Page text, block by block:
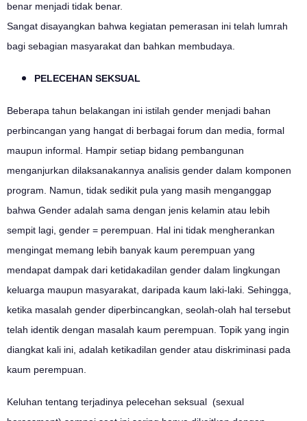
benar menjadi tidak benar.
Sangat disayangkan bahwa kegiatan pemerasan ini telah lumrah
bagi sebagian masyarakat dan bahkan membudaya.
PELECEHAN SEKSUAL
Beberapa tahun belakangan ini istilah gender menjadi bahan
perbincangan yang hangat di berbagai forum dan media, formal
maupun informal. Hampir setiap bidang pembangunan
menganjurkan dilaksanakannya analisis gender dalam komponen
program. Namun, tidak sedikit pula yang masih menganggap
bahwa Gender adalah sama dengan jenis kelamin atau lebih
sempit lagi, gender = perempuan. Hal ini tidak mengherankan
mengingat memang lebih banyak kaum perempuan yang
mendapat dampak dari ketidakadilan gender dalam lingkungan
keluarga maupun masyarakat, daripada kaum laki-laki. Sehingga,
ketika masalah gender diperbincangkan, seolah-olah hal tersebut
telah identik dengan masalah kaum perempuan. Topik yang ingin
diangkat kali ini, adalah ketikadilan gender atau diskriminasi pada
kaum perempuan.
Keluhan tentang terjadinya pelecehan seksual (sexual